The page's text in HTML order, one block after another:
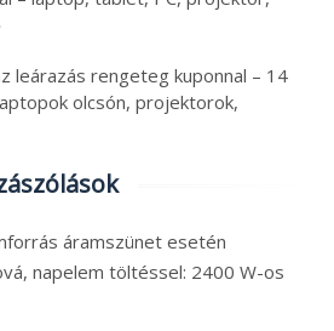
leárazás rengeteg kuponnal – 14
olcsón, projektorok,
áramszünet esetén
napelem töltéssel: 2400 W-os